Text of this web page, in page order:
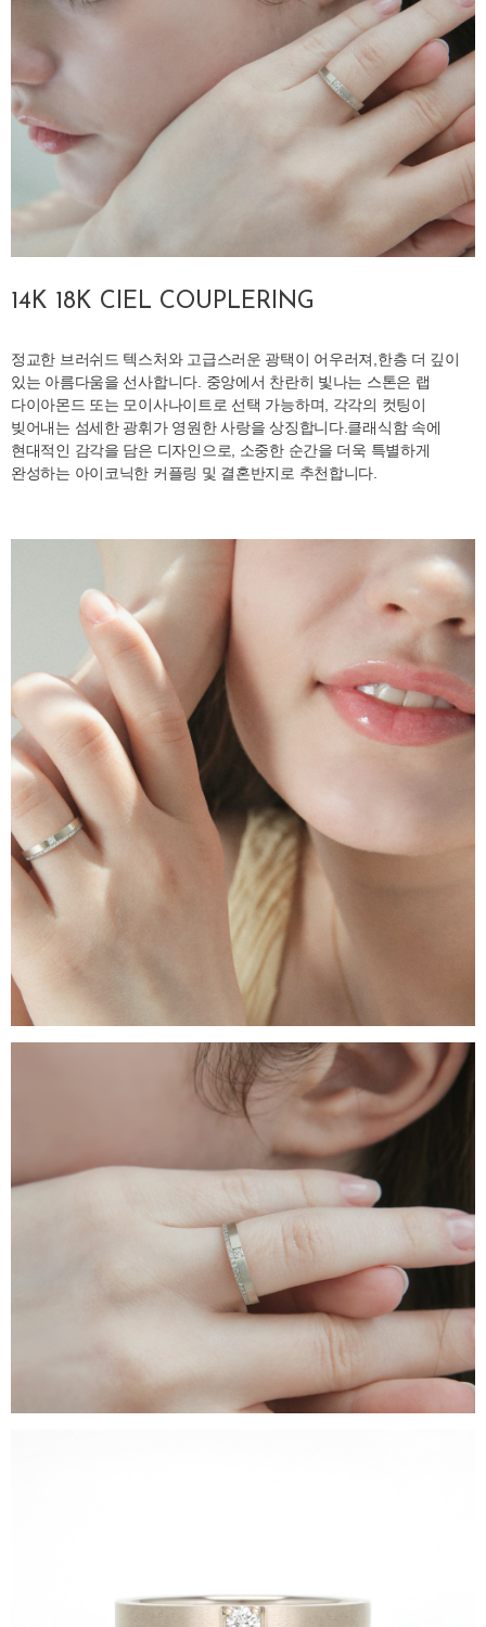
14K 18K CIEL COUPLERING
정교한 브러쉬드 텍스처와 고급스러운 광택이 어우러져,한층 더 깊이
있는 아름다움을 선사합니다. 중앙에서 찬란히 빛나는 스톤은 랩
다이아몬드 또는 모이사나이트로 선택 가능하며, 각각의 컷팅이
빚어내는 섬세한 광휘가 영원한 사랑을 상징합니다.클래식함 속에
현대적인 감각을 담은 디자인으로, 소중한 순간을 더욱 특별하게
완성하는 아이코닉한 커플링 및 결혼반지로 추천합니다.